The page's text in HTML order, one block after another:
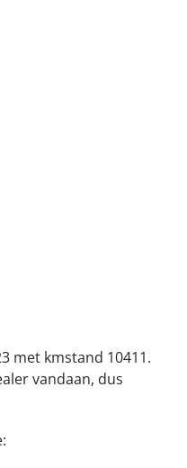
met kmstand 10411.
vandaan, dus